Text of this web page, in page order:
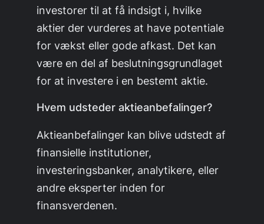
investorer til at få indsigt i, hvilke
aktier der vurderes at have potentiale
for vækst eller gode afkast. Det kan
være en del af beslutningsgrundlaget
for at investere i en bestemt aktie.
Hvem udsteder aktieanbefalinger?
Aktieanbefalinger kan blive udstedt af
finansielle institutioner,
investeringsbanker, analytikere, eller
andre eksperter inden for
finansverdenen.